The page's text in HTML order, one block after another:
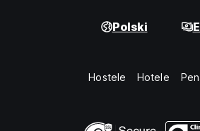
Polski
Hostele Hotele